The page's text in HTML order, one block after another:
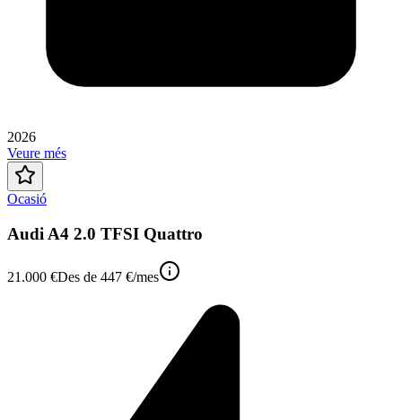
2026
Veure més
Ocasió
Audi A4 2.0 TFSI Quattro
21.000 €Des de 447 €/mes